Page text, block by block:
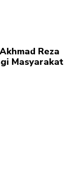
Reza
Masyarakat